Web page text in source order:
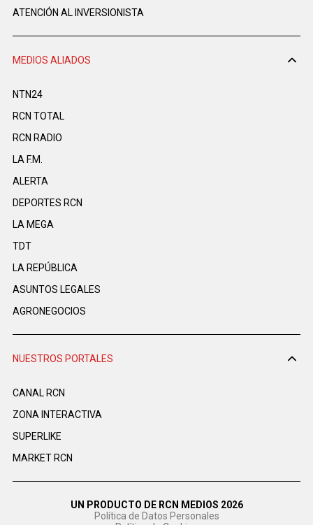
ATENCIÓN AL INVERSIONISTA
MEDIOS ALIADOS
NTN24
RCN TOTAL
RCN RADIO
LA F.M.
ALERTA
DEPORTES RCN
LA MEGA
TDT
LA REPÚBLICA
ASUNTOS LEGALES
AGRONEGOCIOS
NUESTROS PORTALES
CANAL RCN
ZONA INTERACTIVA
SUPERLIKE
MARKET RCN
UN PRODUCTO DE RCN MEDIOS 2026
Política de Datos Personales